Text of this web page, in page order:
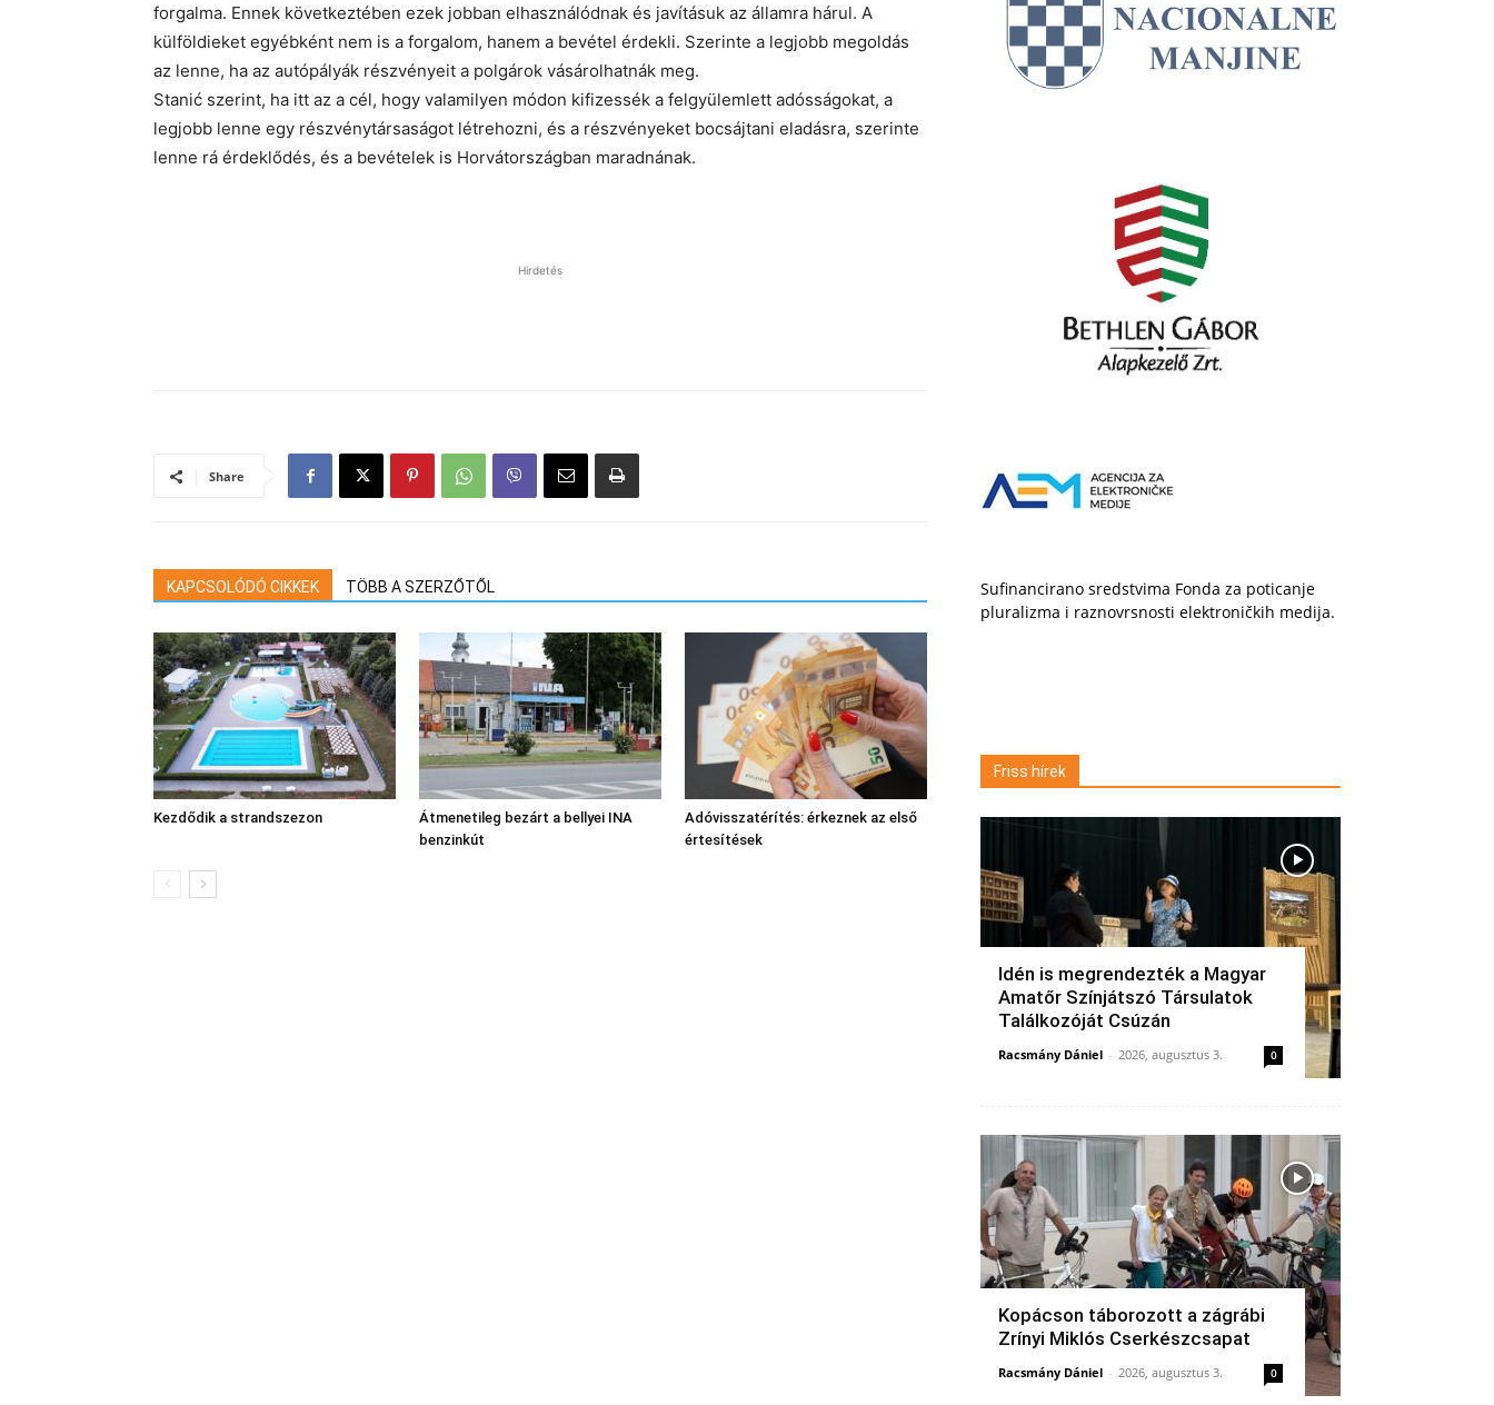
forgalma. Ennek következtében ezek jobban elhasználódnak és javításuk az államra hárul. A
külföldieket egyébként nem is a forgalom, hanem a bevétel érdekli. Szerinte a legjobb megoldás
az lenne, ha az autópályák részvényeit a polgárok vásárolhatnák meg.
Stanić szerint, ha itt az a cél, hogy valamilyen módon kifizessék a felgyülemlett adósságokat, a
legjobb lenne egy részvénytársaságot létrehozni, és a részvényeket bocsájtani eladásra, szerinte
lenne rá érdeklődés, és a bevételek is Horvátországban maradnának.
Hirdetés
Share
KAPCSOLÓDÓ CIKKEK TÖBB A SZERZŐTŐL
Kezdődik a strandszezon
Átmenetileg bezárt a bellyei INA
benzinkút
Adóvisszatérítés: érkeznek az első
értesítések
Sufinancirano sredstvima Fonda za poticanje
pluralizma i raznovrsnosti elektroničkih medija.
Friss hírek
Idén is megrendezték a Magyar
Amatőr Színjátszó Társulatok
Találkozóját Csúzán
Racsmány Dániel - 2026, augusztus 3. 0
Kopácson táborozott a zágrábi
Zrínyi Miklós Cserkészcsapat
Racsmány Dániel - 2026, augusztus 3. 0